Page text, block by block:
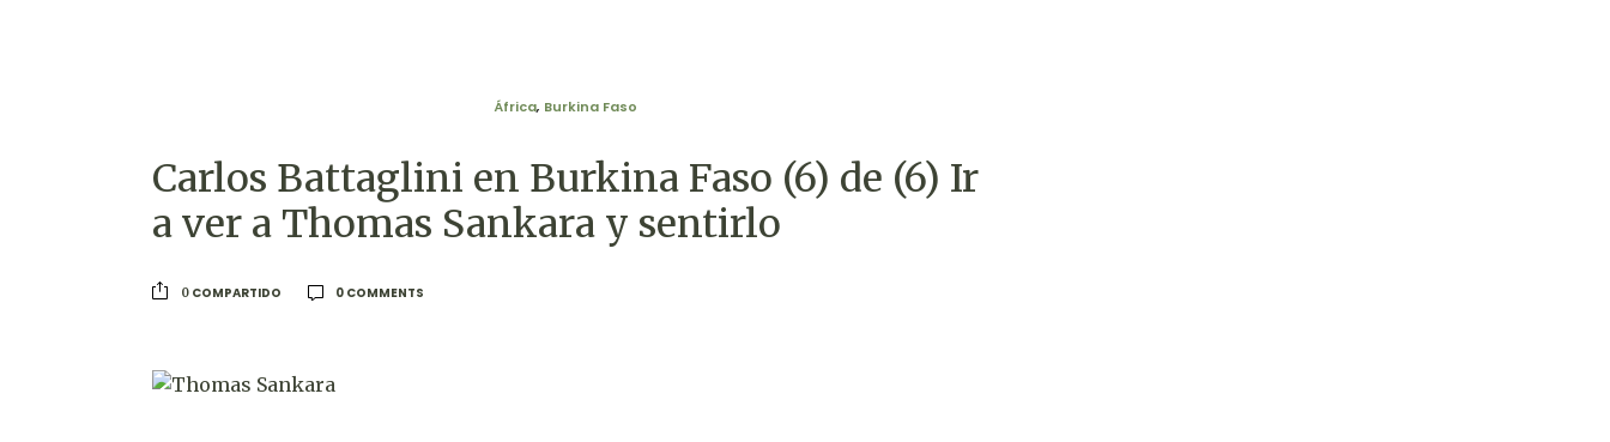
África, Burkina Faso
Carlos Battaglini en Burkina Faso (6) de (6) Ir
a ver a Thomas Sankara y sentirlo
0 COMPARTIDO 0 COMMENTS